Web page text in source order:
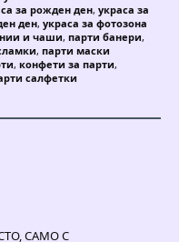
за рожден ден, украса за
ден, украса за фотозона
и чаши, парти банери,
, парти маски
, конфети за парти,
салфетки
САМО С